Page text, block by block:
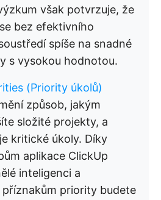
však potvrzuje, že
bez efektivního
spíše na snadné
s vysokou hodnotou.
(Priority úkolů)
způsob, jakým
složité projekty, a
kritické úkoly. Díky
aplikace ClickUp
inteligenci a
priority budete